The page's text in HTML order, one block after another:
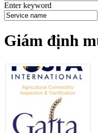
Enter keyword
Giám định